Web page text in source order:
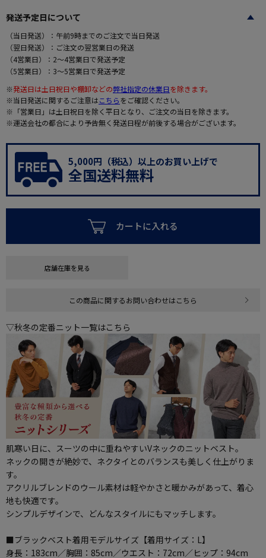
発送予定日について
（当日発送）：午前9時までのご注文で当日発送
（翌日発送）：ご注文の翌営業日の発送
（4営業日）：2～4営業日で発送予定
（5営業日）：3～5営業日で発送予定
※発送日は土日祝日や棚卸などの弊社指定の休業日を除きます。
※当日発送に関するご注意はこちらをご確認ください。
※「営業日」は土日祝日を除く平日となり、ご注文の当日を除きます。
※運送会社の都合により予告無く発送日程が前後する場合がございます。
5,000円（税込）以上のお買い上げで
全国送料無料
カートに入れる
店舗在庫を見る
この商品に関するお問い合わせはこちら
▽秋冬の定番ニット一覧はこちら
肌寒い日に、スーツの中に重ねやすいVネックのニットベスト。
ネックの開きが絶妙で、ネクタイとのバランスも美しく仕上がりま
す。
アクリルブレンドのウール素材は軽やかさと暖かみがあって、着心
地も快適です。
シンプルデザインで、どんなスタイルにもマッチします。
■ブラックベスト着用モデルサイズ【着用サイズ：L】
身長：183cm／胸囲：85cm／ウエスト：72cm／ヒップ：94cm